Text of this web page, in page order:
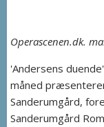
Operascenen.dk.
'Andersens
måned
Sanderumgård,
Sanderumgård